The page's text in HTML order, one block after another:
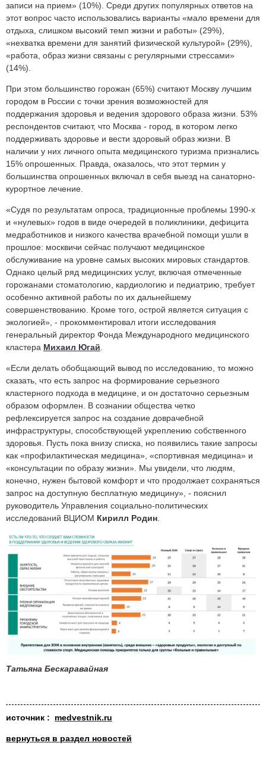
записи на прием» (10%). Среди других популярных ответов на
этот вопрос часто использовались варианты «мало времени для
отдыха, слишком высокий темп жизни и работы» (29%),
«нехватка времени для занятий физической культурой» (29%),
«работа, образ жизни связаны с регулярными стрессами»
(14%).
При этом большинство горожан (65%) считают Москву лучшим
городом в России с точки зрения возможностей для
поддержания здоровья и ведения здорового образа жизни. 53%
респондентов считают, что Москва - город, в котором легко
поддерживать здоровье и вести здоровый образ жизни. В
наличии у них личного опыта медицинского туризма признались
15% опрошенных. Правда, оказалось, что этот термин у
большинства опрошенных включал в себя выезд на санаторно-
курортное лечение.
«Судя по результатам опроса, традиционные проблемы 1990-х
и «нулевых» годов в виде очередей в поликлиники, дефицита
медработников и низкого качества врачебной помощи ушли в
прошлое: москвичи сейчас получают медицинское
обслуживание на уровне самых высоких мировых стандартов.
Однако целый ряд медицинских услуг, включая отмеченные
горожанами стоматологию, кардиологию и педиатрию, требует
особенно активной работы по их дальнейшему
совершенствованию. Кроме того, острой является ситуация с
экологией», - прокомментировал итоги исследования
генеральный директор Фонда Международного медицинского
кластера Михаил Югай
«Если делать обобщающий вывод по исследованию, то можно
сказать, что есть запрос на формирование серьезного
кластерного подхода в медицине, и он достаточно серьезным
образом оформлен. В сознании общества четко
рефлексируется запрос на создание доврачебной
инфраструктуры, способствующей укреплению собственного
здоровья. Пусть пока внизу списка, но появились такие запросы
как «профилактическая медицина», «спортивная медицина» и
«консультации по образу жизни». Мы увидели, что людям,
конечно, нужен бытовой комфорт и что продолжает сохраняться
запрос на доступную бесплатную медицину», - пояснил
руководитель Управления социально-политических
исследований ВЦИОМ Кирилл Родин
Татьяна Бескаравайная
источник : medvestnik.ru
вернуться в раздел новостей